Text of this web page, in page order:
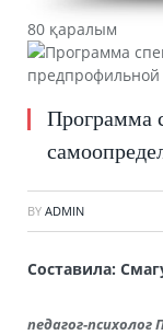
80 қаралым
Программа
BY ADMIN
Составила:
педагог-психолог